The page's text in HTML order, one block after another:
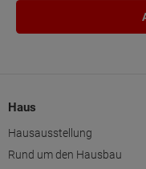
Haus
Hausausstellung
Rund um den Hausbau